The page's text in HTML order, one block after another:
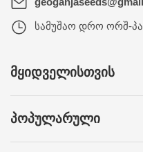
სამუშაო დრო ორშ-
ᲛᲧᲘᲓᲕᲔᲚᲘᲡᲗᲕᲘᲡ
ᲞᲝᲞᲣᲚᲐᲠᲣᲚᲘ